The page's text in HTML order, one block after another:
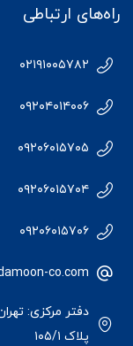
راه‌های ارتباطی
۰۲۱۹۱۰۰۵۷۸۲
۰۹۲۰۴۰۱۴۰۰۶
۰۹۲۰۶۰۱۵۷۰۵
۰۹۲۰۶۰۱۵۷۰۴
۰۹۲۰۶۰۱۵۷۰۶
co.com
دفتر مرکزی:
پلاک ۱۰۵/۱